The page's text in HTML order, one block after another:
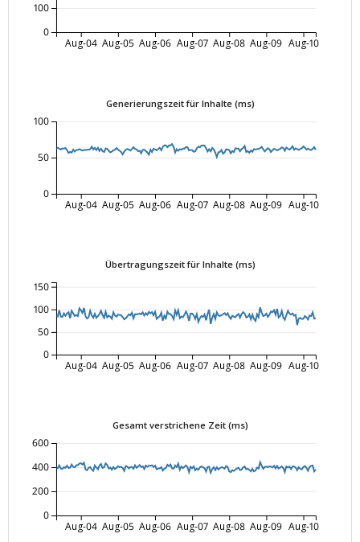
Aug-04 Aug-05 Aug-06 Aug-07 Aug-08 Aug-09 Aug-10
0
100
Generierungszeit für Inhalte (ms)
Aug-04 Aug-05 Aug-06 Aug-07 Aug-08 Aug-09 Aug-10
0
50
100
Übertragungszeit für Inhalte (ms)
Aug-04 Aug-05 Aug-06 Aug-07 Aug-08 Aug-09 Aug-10
0
50
100
150
Gesamt verstrichene Zeit (ms)
Aug-04 Aug-05 Aug-06 Aug-07 Aug-08 Aug-09 Aug-10
0
200
400
600